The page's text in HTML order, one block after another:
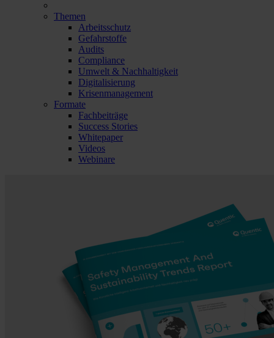
Themen
Arbeitsschutz
Gefahrstoffe
Audits
Compliance
Umwelt & Nachhaltigkeit
Digitalisierung
Krisenmanagement
Formate
Fachbeiträge
Success Stories
Whitepaper
Videos
Webinare